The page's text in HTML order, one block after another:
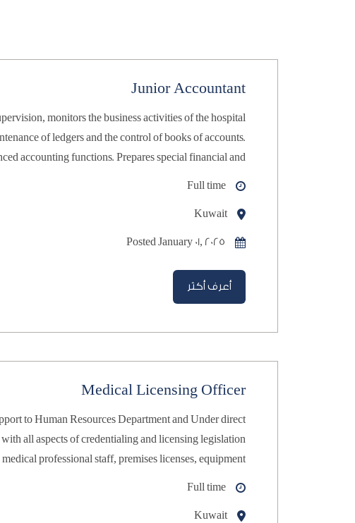
Junior Accountant
Full time
Kuwait
Posted January 01, 2025
أعرف أكثر
Medical Licensing Officer
Full time
Kuwait